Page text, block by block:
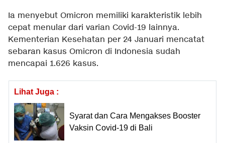
Ia menyebut Omicron memiliki karakteristik lebih
cepat menular dari varian Covid-19 lainnya.
Kementerian Kesehatan per 24 Januari mencatat
sebaran kasus Omicron di Indonesia sudah
mencapai 1.626 kasus.
Lihat Juga :
Syarat dan Cara Mengakses Booster
Vaksin Covid-19 di Bali